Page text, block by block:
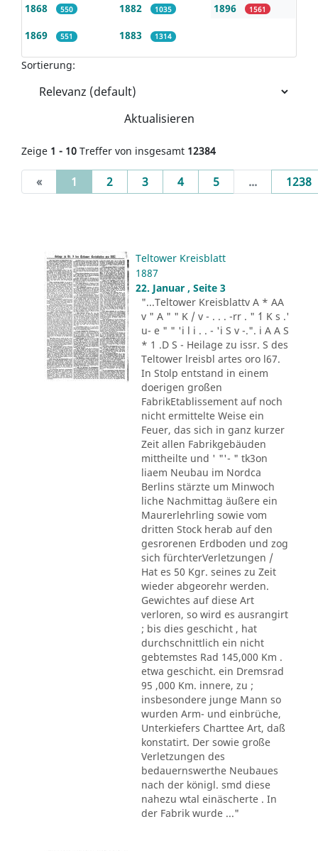
1868 550
1869 551
1882 1035
1883 1314
1896 1561
Sortierung:
Aktualisieren
Zeige 1 - 10 Treffer von insgesamt 12384
« 1 (current)
2 3 4 5 ... 1238
Teltower Kreisblatt
1887
22. Januar , Seite 3
"...Teltower Kreisblattv A * AA
v " A " " K / v - . . . -rr . " ´1 K s .'
u- e " " 'i l i . . - 'i S v -.". i A A S
* 1 .D S - Heilage zu issr. S des
Teltower lreisbl artes oro l67.
In Stolp entstand in einem
doerigen großen
FabrikEtablissement auf noch
nicht ermittelte Weise ein
Feuer, das sich in ganz kurzer
Zeit allen Fabrikgebäuden
mittheilte und ' "'- " tk3on
liaem Neubau im Nordca
Berlins stärzte um Minwoch
liche Nachmittag äußere ein
Maurerlehrling sowie vom
dritten Stock herab auf den
gesrorenen Erdboden und zog
sich fürchterVerletzungen /
Hat es 50 Kgr. seines zu Zeit
wieder abgeorehr werden.
Gewichtes auf diese Art
verloren, so wird es ausrangirt
; bis dies geschicht , hat
durchschnittlich ein nicht
gebtemstes Rad 145,000 Km .
etwa geschicht. ein Dremsrad
95 ,000 Km. innere, zu ;
insbesondere junge Mann so
wurden Arm- und einbrüche,
Unterkiefers Charttee Art, daß
konstatirt. Der sowie große
Verletzungen des
bedauernswerthe Neubaues
nach der königl. smd diese
nahezu wtal einäscherte . In
der Fabrik wurde ..."